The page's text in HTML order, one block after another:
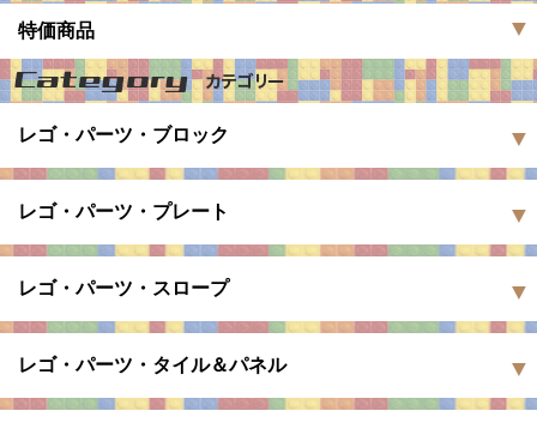
特価商品
レゴ・パーツ・ブロック
レゴ・パーツ・プレート
レゴ・パーツ・スロープ
レゴ・パーツ・タイル＆パネル